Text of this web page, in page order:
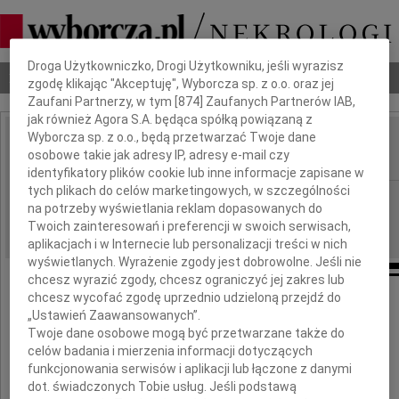
Nekrologi Odeszli Poradnik pogrzebowy
IMIĘ I NAZWISKO: Władysław Ćwika
REGION: Lublin
DATA EMISJI: 16.09.2009
Z głębokim żalem żegnamy
Naszego najbliższego Przyjaciela
Dbamy o Twoją prywatność
Droga Użytkowniczko, Drogi Użytkowniku, jeśli wyrazisz
zgodę klikając "Akceptuję", Wyborcza sp. z o.o. oraz jej
Zaufani Partnerzy, w tym [874 ] Zaufanych Partnerów IAB,
jak również Agora S.A. będąca spółką powiązaną z
Wyborcza sp. z o.o., będą przetwarzać Twoje dane
osobowe takie jak adresy IP, adresy e-mail czy
identyfikatory plików cookie lub inne informacje zapisane w
tych plikach do celów marketingowych, w szczególności
na potrzeby wyświetlania reklam dopasowanych do
Twoich zainteresowań i preferencji w swoich serwisach,
aplikacjach i w Internecie lub personalizacji treści w nich
wyświetlanych. Wyrażenie zgody jest dobrowolne. Jeśli nie
chcesz wyrazić zgody, chcesz ograniczyć jej zakres lub
chcesz wycofać zgodę uprzednio udzieloną przejdź do
„Ustawień Zaawansowanych”.
Twoje dane osobowe mogą być przetwarzane także do
celów badania i mierzenia informacji dotyczących
funkcjonowania serwisów i aplikacji lub łączone z danymi
dot. świadczonych Tobie usług. Jeśli podstawą